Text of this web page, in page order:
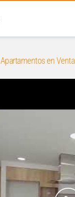
Apartamentos en Venta